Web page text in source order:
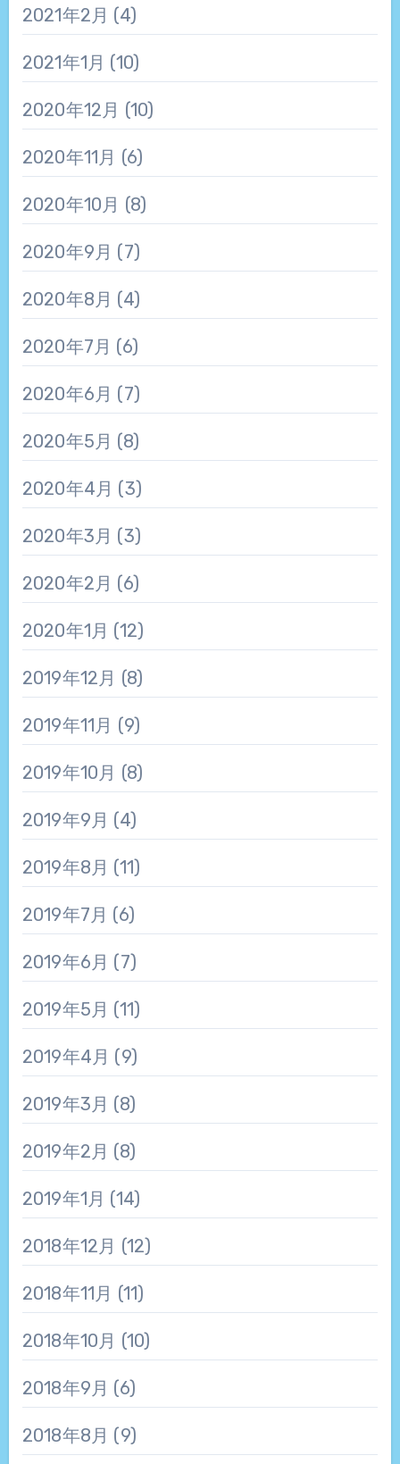
2021年2月 (4)
2021年1月 (10)
2020年12月 (10)
2020年11月 (6)
2020年10月 (8)
2020年9月 (7)
2020年8月 (4)
2020年7月 (6)
2020年6月 (7)
2020年5月 (8)
2020年4月 (3)
2020年3月 (3)
2020年2月 (6)
2020年1月 (12)
2019年12月 (8)
2019年11月 (9)
2019年10月 (8)
2019年9月 (4)
2019年8月 (11)
2019年7月 (6)
2019年6月 (7)
2019年5月 (11)
2019年4月 (9)
2019年3月 (8)
2019年2月 (8)
2019年1月 (14)
2018年12月 (12)
2018年11月 (11)
2018年10月 (10)
2018年9月 (6)
2018年8月 (9)